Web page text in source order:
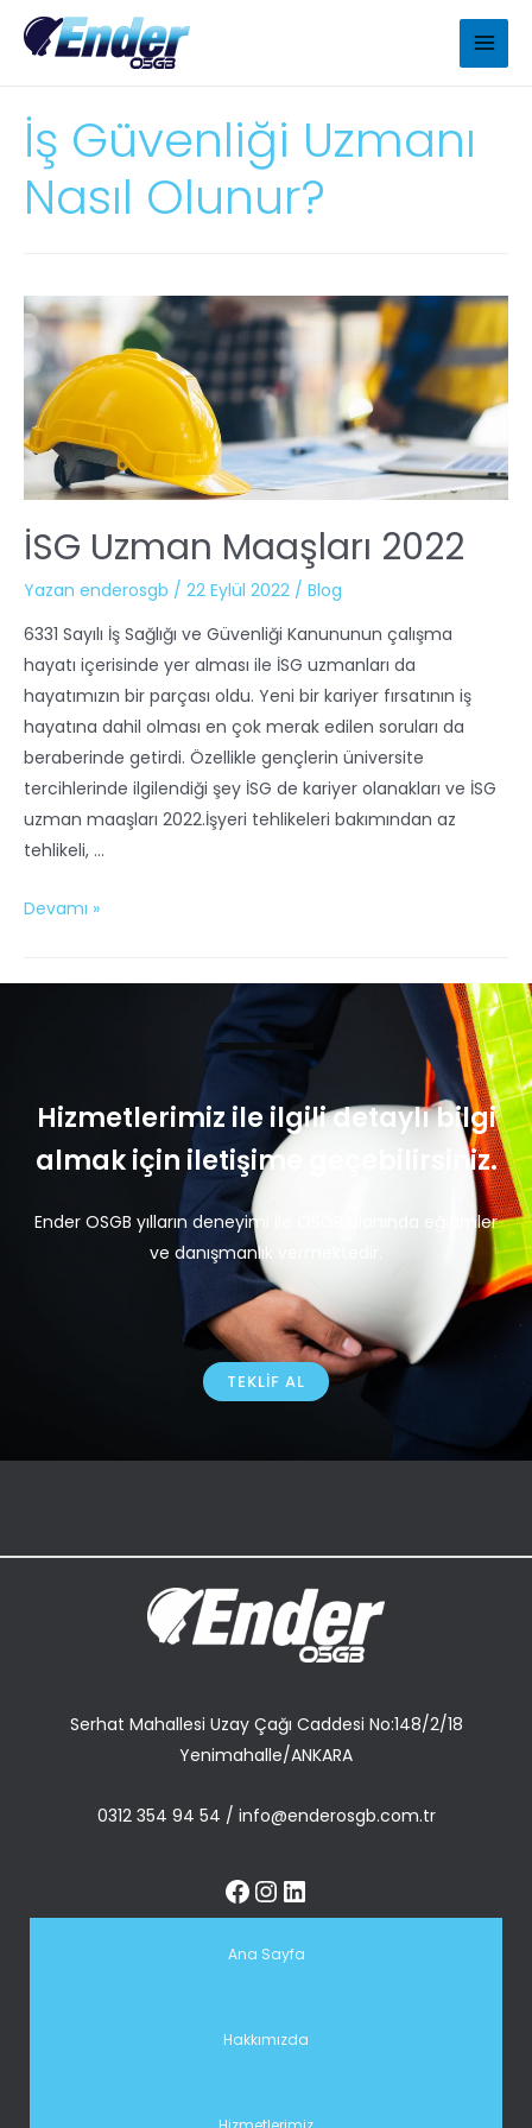
İş Güvenliği Uzmanı
Nasıl Olunur?
İSG Uzman Maaşları 2022
Yazan enderosgb / 22 Eylül 2022 / Blog
6331 Sayılı İş Sağlığı ve Güvenliği Kanununun çalışma
hayatı içerisinde yer alması ile İSG uzmanları da
hayatımızın bir parçası oldu. Yeni bir kariyer fırsatının iş
hayatına dahil olması en çok merak edilen soruları da
beraberinde getirdi. Özellikle gençlerin üniversite
tercihlerinde ilgilendiği şey İSG de kariyer olanakları ve İSG
uzman maaşları 2022.İşyeri tehlikeleri bakımından az
tehlikeli, …
Devamı »
Hizmetlerimiz ile ilgili detaylı bilgi
almak için iletişime geçebilirsiniz.
Ender OSGB yılların deneyimi ile OSGB alanında eğitimler
ve danışmanlık vermektedir.
TEKLIF AL
Serhat Mahallesi Uzay Çağı Caddesi No:148/2/18
Yenimahalle/ANKARA
0312 354 94 54 / info@enderosgb.com.tr
Ana Sayfa
Hakkımızda